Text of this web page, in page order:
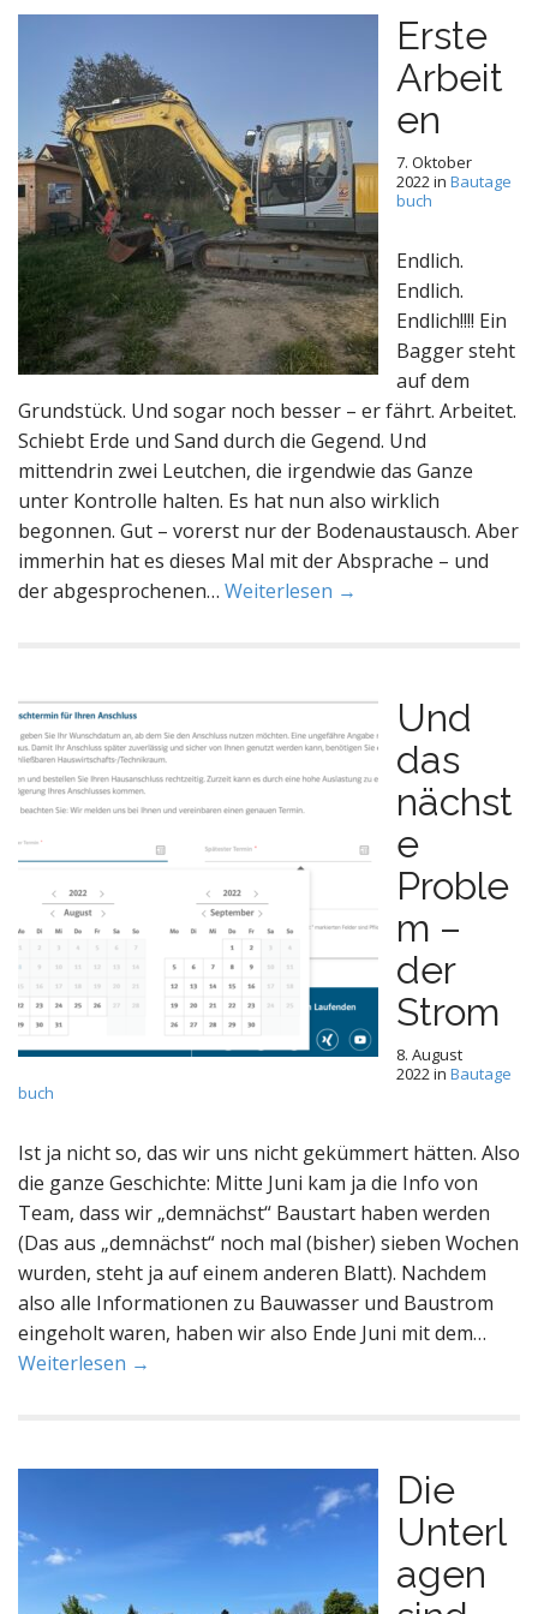
Erste
Arbeit
en
7. Oktober
2022in Bautage
buch
Endlich.
Endlich.
Endlich!!!! Ein
Bagger steht
auf dem
Grundstück. Und sogar noch besser – er fährt. Arbeitet.
Schiebt Erde und Sand durch die Gegend. Und
mittendrin zwei Leutchen, die irgendwie das Ganze
unter Kontrolle halten. Es hat nun also wirklich
begonnen. Gut – vorerst nur der Bodenaustausch. Aber
immerhin hat es dieses Mal mit der Absprache – und
der abgesprochenen… Weiterlesen →
Und
das
nächst
e
Proble
m –
der
Strom
8. August
2022in Bautage
buch
Ist ja nicht so, das wir uns nicht gekümmert hätten. Also
die ganze Geschichte: Mitte Juni kam ja die Info von
Team, dass wir „demnächst“ Baustart haben werden
(Das aus „demnächst“ noch mal (bisher) sieben Wochen
wurden, steht ja auf einem anderen Blatt). Nachdem
also alle Informationen zu Bauwasser und Baustrom
eingeholt waren, haben wir also Ende Juni mit dem…
Weiterlesen →
Die
Unterl
agen